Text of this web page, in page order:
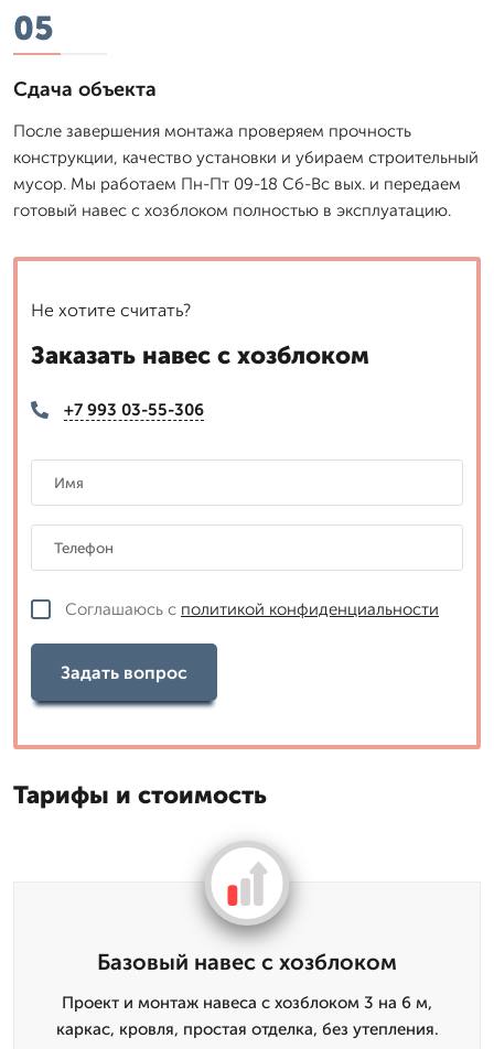
05
Сдача объекта
После завершения монтажа проверяем прочность
конструкции, качество установки и убираем строительный
мусор. Мы работаем Пн-Пт 09-18 Сб-Вс вых. и передаем
готовый навес с хозблоком полностью в эксплуатацию.
Не хотите считать?
Заказать навес с хозблоком
+7 993 03-55-306
Соглашаюсь с политикой конфиденциальности
Задать вопрос
Тарифы и стоимость
Базовый навес с хозблоком
Проект и монтаж навеса с хозблоком 3 на 6 м,
каркас, кровля, простая отделка, без утепления.